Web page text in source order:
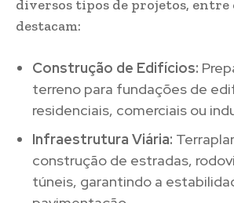
diversos tipos de projetos, entre
destacam:
Construção de Edifícios:
terreno para fundações de
residenciais, comerciais ou
Infraestrutura Viária:
construção de estradas,
túneis, garantindo a